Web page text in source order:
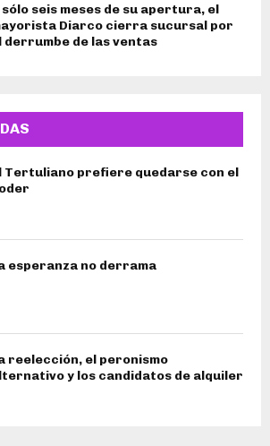
sólo seis meses de su apertura, el
Diarco cierra sucursal por
derrumbe de las ventas
Tertuliano prefiere quedarse con el
esperanza no derrama
reelección, el peronismo
y los candidatos de alquiler